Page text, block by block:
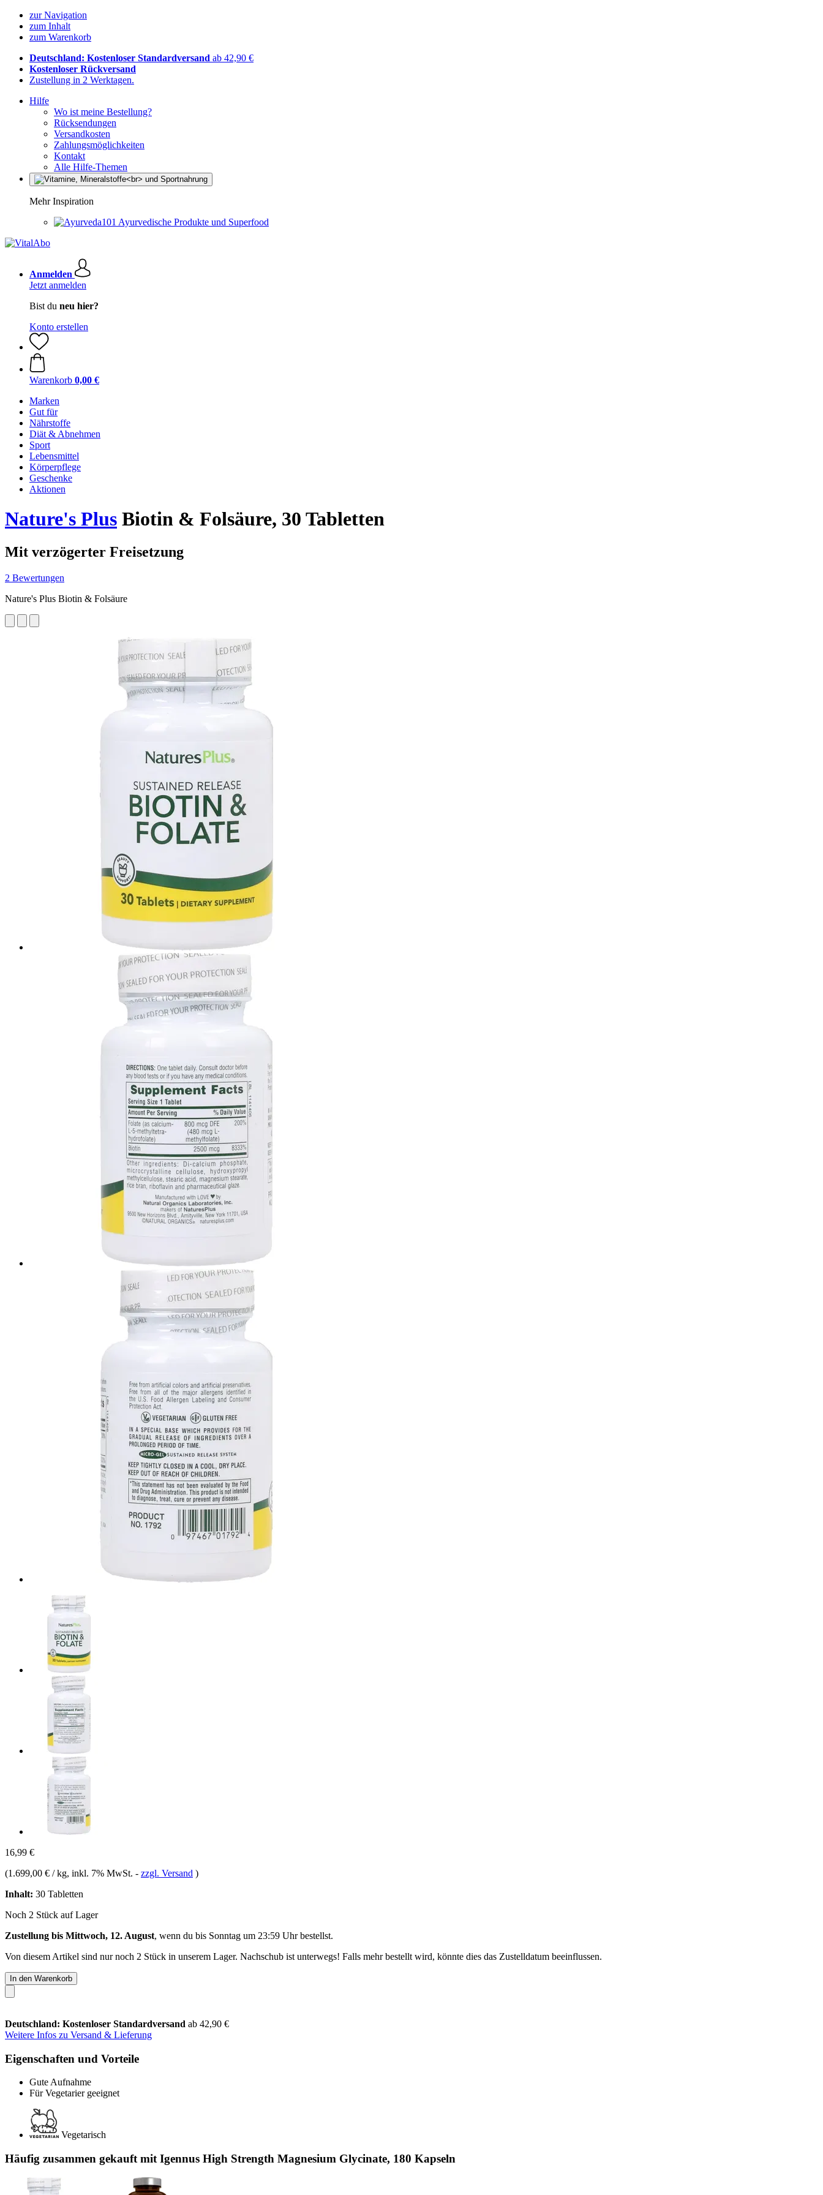
zur Navigation
zum Inhalt
zum Warenkorb
Deutschland: Kostenloser Standardversand ab 42,90 €
Kostenloser Rückversand
Zustellung in 2 Werktagen.
Hilfe
Wo ist meine Bestellung?
Rücksendungen
Versandkosten
Zahlungsmöglichkeiten
Kontakt
Alle Hilfe-Themen
Mehr Inspiration
Ayurvedische Produkte und Superfood
Anmelden
Jetzt anmelden
Bist du neu hier?
Konto erstellen
Warenkorb 0,00 €
Marken
Gut für
Nährstoffe
Diät & Abnehmen
Sport
Lebensmittel
Körperpflege
Geschenke
Aktionen
Nature's Plus Biotin & Folsäure, 30 Tabletten
Mit verzögerter Freisetzung
2 Bewertungen
Nature's Plus Biotin & Folsäure
16,99 €
(1.699,00 € / kg, inkl. 7% MwSt. - zzgl. Versand )
Inhalt: 30 Tabletten
Noch 2 Stück auf Lager
Zustellung bis Mittwoch, 12. August, wenn du bis Sonntag um 23:59 Uhrbestellst.
Von diesem Artikel sind nur noch 2 Stück in unserem Lager. Nachschub ist unterwegs! Falls mehr bestellt wird, könnte dies das Zustelldatum beeinflussen.
In den Warenkorb
Deutschland: Kostenloser Standardversand ab 42,90 €
Weitere Infos zu Versand & Lieferung
Eigenschaften und Vorteile
Gute Aufnahme
Für Vegetarier geeignet
Vegetarisch
Häufig zusammen gekauft mit Igennus High Strength Magnesium Glycinate, 180 Kapseln